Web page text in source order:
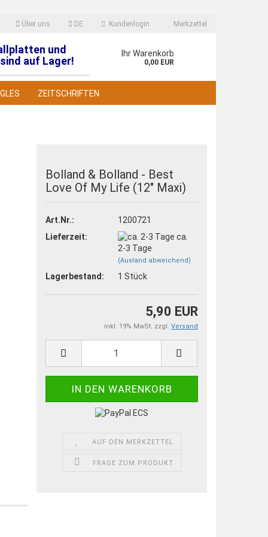
Über uns DE Kundenlogin Merkzettel
und
auf Lager!
Ihr Warenkorb
0,00 EUR
ZEITSCHRIFTEN
Bolland & Bolland - Best
Love Of My Life (12" Maxi)
Art.Nr.:
1200721
Lieferzeit:
ca.
2-3 Tage
(Ausland abweichend)
Lagerbestand: 1Stück
5,90 EUR
inkl. 19% MwSt. zzgl. Versand
AUF DEN MERKZETTEL
FRAGE ZUM PRODUKT